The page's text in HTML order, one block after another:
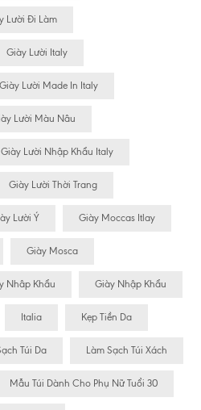
Lười Đi Làm
Giày Lười Italy
Giày Lười Made In Italy
Lười Màu Nâu
Giày Lười Nhập Khẩu Italy
Giày Lười Thời Trang
Lười Ý Giày Moccas Itlay
Giày Mosca
Nhâp Khẩu Giày Nhập Khẩu
Italia Kẹp Tiền Da
Túi Da Làm Sạch Túi Xách
Mẫu Túi Dành Cho Phụ Nữ Tuổi 30